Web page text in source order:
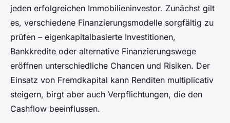
jeden erfolgreichen Immobilieninvestor. Zunächst gilt
es, verschiedene Finanzierungsmodelle sorgfältig zu
prüfen – eigenkapitalbasierte Investitionen,
Bankkredite oder alternative Finanzierungswege
eröffnen unterschiedliche Chancen und Risiken. Der
Einsatz von Fremdkapital kann Renditen multiplicativ
steigern, birgt aber auch Verpflichtungen, die den
Cashflow beeinflussen.